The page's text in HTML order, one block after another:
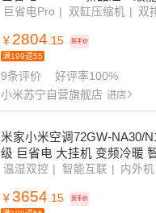
米家小米空调50GW-NA30/
巨省电Pro 2025新品超一级
双缸压缩机双排冷凝器
￥2804.15
满199返55
9条评价
好评率100%
小米苏宁自营旗舰店
进店